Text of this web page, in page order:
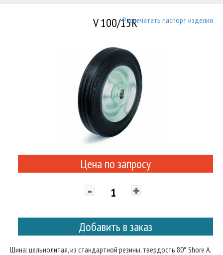
V 100/15RРаспечатать паспорт изделия
Цена по запросу
- +
Добавить в заказ
Шина: цельнолитая, из стандартной резины, твёрдость 80° Shore A,